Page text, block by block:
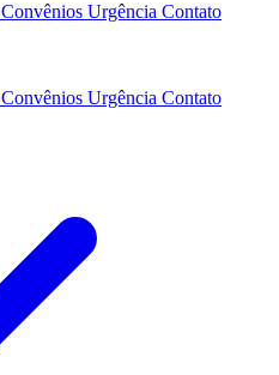
Convênios Urgência Contato
Convênios Urgência Contato